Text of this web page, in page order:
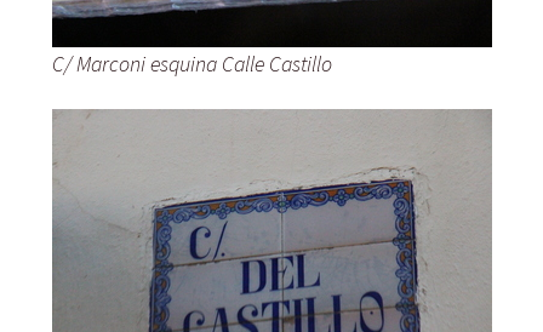
C/ Marconi esquina Calle Castillo